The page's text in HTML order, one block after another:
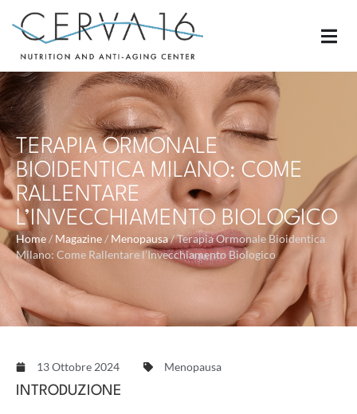
TERAPIA ORMONALE
BIOIDENTICA MILANO: COME
RALLENTARE
L’INVECCHIAMENTO BIOLOGICO
Home/ Magazine/ Menopausa/Terapia Ormonale Bioidentica
Milano: Come Rallentare l’Invecchiamento Biologico
13 Ottobre 2024 Menopausa
INTRODUZIONE